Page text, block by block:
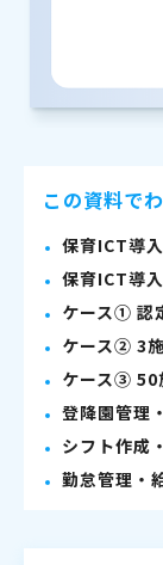
この資料で
保育ICT導
保育ICT導
ケース① 認
ケース② 3
ケース③ 50
登降園管理
シフト作成
勤怠管理・